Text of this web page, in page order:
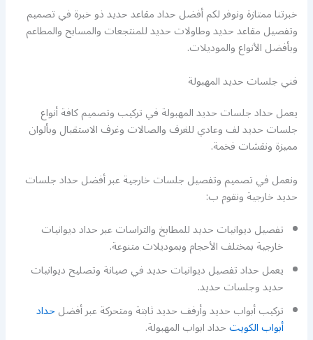
خبرتنا ممتازة ونوفر لكم أفضل حداد مقاعد حديد ذو خبرة في تصميم
وتفصيل مقاعد حديد وطاولات حديد للمنتجعات والمسابح والمطاعم
وبأفضل الأنواع والموديلات.
فني جلسات حديد المهبولة
يعمل حداد جلسات حديد المهبولة في تركيب وتصميم كافة أنواع
جلسات حديد لف وعادي للغرف والصالات وغرف الاستقبال وبألوان
مميزة ونقشات فخمة.
ونعمل في تصميم وتفصيل جلسات خارجية عبر أفضل حداد جلسات
حديد خارجية ونقوم ب:
تفصيل ديوانيات حديد للمطابخ والتراسات عبر حداد ديوانيات
خارجية بمختلف الأحجام وبموديلات متنوعة.
يعمل حداد تفصيل ديوانيات حديد في صيانة وتصليح ديوانيات
حديد وجلسات حديد.
تركيب أبواب حديد وأرفف حديد ثابتة ومتحركة عبر أفضلحداد
أبواب الكويتحداد ابواب المهبولة.